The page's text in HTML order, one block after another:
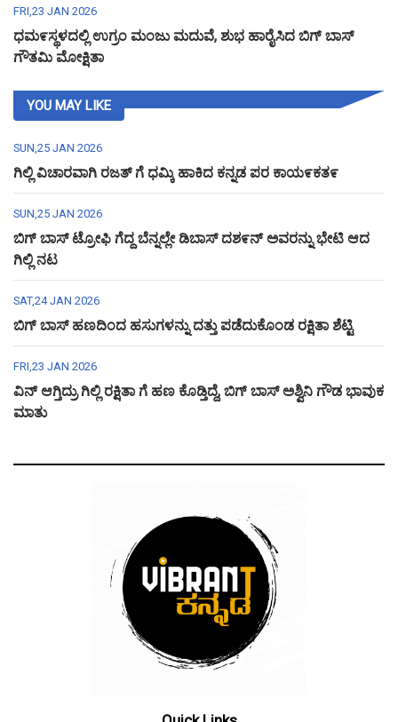
FRI,23 JAN 2026
ಧಮ೯ಸ್ಥಳದಲ್ಲಿ ಉಗ್ರಂ ಮಂಜು ಮದುವೆ, ಶುಭ ಹಾರೈಸಿದ ಬಿಗ್ ಬಾಸ್
ಗೌತಮಿ ಮೋಕ್ಷಿತಾ
YOU MAY LIKE
SUN,25 JAN 2026
ಗಿಲ್ಲಿ ವಿಚಾರವಾಗಿ ರಜತ್ ಗೆ ಧಮ್ಕಿ ಹಾಕಿದ ಕನ್ನಡ ಪರ ಕಾಯ೯ಕತ೯
SUN,25 JAN 2026
ಬಿಗ್ ಬಾಸ್ ಟ್ರೋಫಿ ಗೆದ್ದ ಬೆನ್ನಲ್ಲೇ ಡಿಬಾಸ್ ದಶ೯ನ್ ಅವರನ್ನು ಭೇಟಿ ಆದ
ಗಿಲ್ಲಿ ನಟ
SAT,24 JAN 2026
ಬಿಗ್ ಬಾಸ್ ಹಣದಿಂದ ಹಸುಗಳನ್ನು ದತ್ತು ಪಡೆದುಕೊಂಡ ರಕ್ಷಿತಾ ಶೆಟ್ಟಿ
FRI,23 JAN 2026
ವಿನ್ ಆಗ್ತಿದ್ರು ಗಿಲ್ಲಿ ರಕ್ಷಿತಾ ಗೆ ಹಣ ಕೊಡ್ತಿದ್ದೆ, ಬಿಗ್ ಬಾಸ್ ಅಶ್ವಿನಿ ಗೌಡ ಭಾವುಕ
ಮಾತು